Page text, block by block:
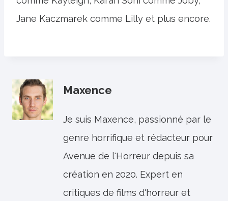
Jane Kaczmarek comme Lilly et plus encore.
Maxence
Je suis Maxence, passionné par le
genre horrifique et rédacteur pour
Avenue de l'Horreur depuis sa
création en 2020. Expert en
critiques de films d'horreur et